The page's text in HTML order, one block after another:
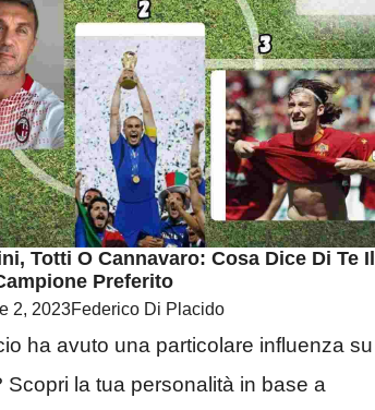
Totti O Cannavaro: Cosa Dice Di Te Il
Preferito
2, 2023Federico Di Placido
ha avuto una particolare influenza su
Scopri la tua personalità in base a